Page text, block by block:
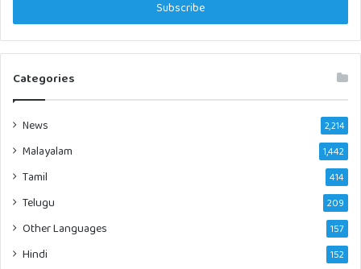
Categories
News 2,214
Malayalam 1,442
Tamil 414
Telugu 209
Other Languages 157
Hindi 152